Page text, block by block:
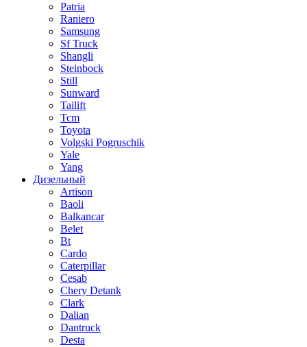
Patria
Raniero
Samsung
Sf Truck
Shangli
Steinbock
Still
Sunward
Tailift
Tcm
Toyota
Volgski Pogruschik
Yale
Yang
Дизельный
Artison
Baoli
Balkancar
Belet
Bt
Cardo
Caterpillar
Cesab
Chery Detank
Clark
Dalian
Dantruck
Desta